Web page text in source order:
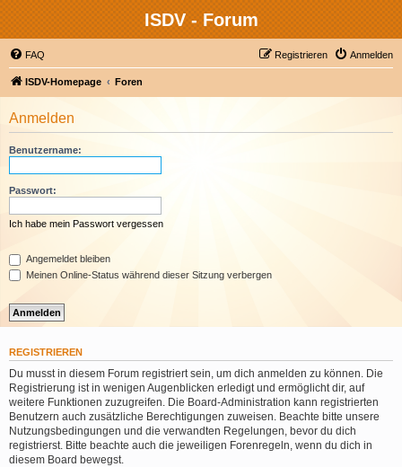
ISDV - Forum
FAQ Anmelden
Registrieren
ISDV-Homepage Foren
Anmelden
Benutzername:
Passwort:
Ich habe mein Passwort vergessen
Angemeldet bleiben
Meinen Online-Status während dieser Sitzung verbergen
REGISTRIEREN
Du musst in diesem Forum registriert sein, um dich anmelden zu können. Die
Registrierung ist in wenigen Augenblicken erledigt und ermöglicht dir, auf
weitere Funktionen zuzugreifen. Die Board-Administration kann registrierten
Benutzern auch zusätzliche Berechtigungen zuweisen. Beachte bitte unsere
Nutzungsbedingungen und die verwandten Regelungen, bevor du dich
registrierst. Bitte beachte auch die jeweiligen Forenregeln, wenn du dich in
diesem Board bewegst.